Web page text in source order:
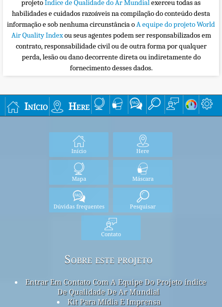
projetoÍndice de Qualidade do Ar Mundialexerceu todas as
habilidades e cuidados razoáveis na compilação do conteúdo desta
informação e sob nenhuma circunstância oA equipe do projeto World
Air Quality Indexou seus agentes podem ser responsabilizados em
contrato, responsabilidade civil ou de outra forma por qualquer
perda, lesão ou dano decorrente direta ou indiretamente do
fornecimento desses dados.
Início Here
Início Here
Mapa Máscara
Dúvidas frequentes Pesquisar
Contato
Sobre este projeto
Entrar Em Contato Com A Equipe Do Projeto índice
De Qualidade De Ar Mundial
Kit Para Mídia E Imprensa